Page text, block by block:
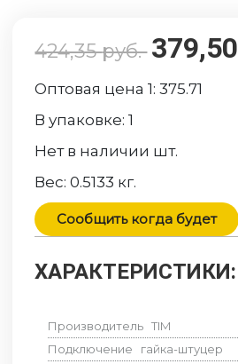
424,35руб. 379,50
Оптовая цена 1:375.71
В упаковке:1
Нет в наличии шт.
Вес:0.5133 кг.
Сообщить когда будет
ХАРАКТЕРИСТИКИ:
Производитель TIM
Подключение
гайка-штуцер